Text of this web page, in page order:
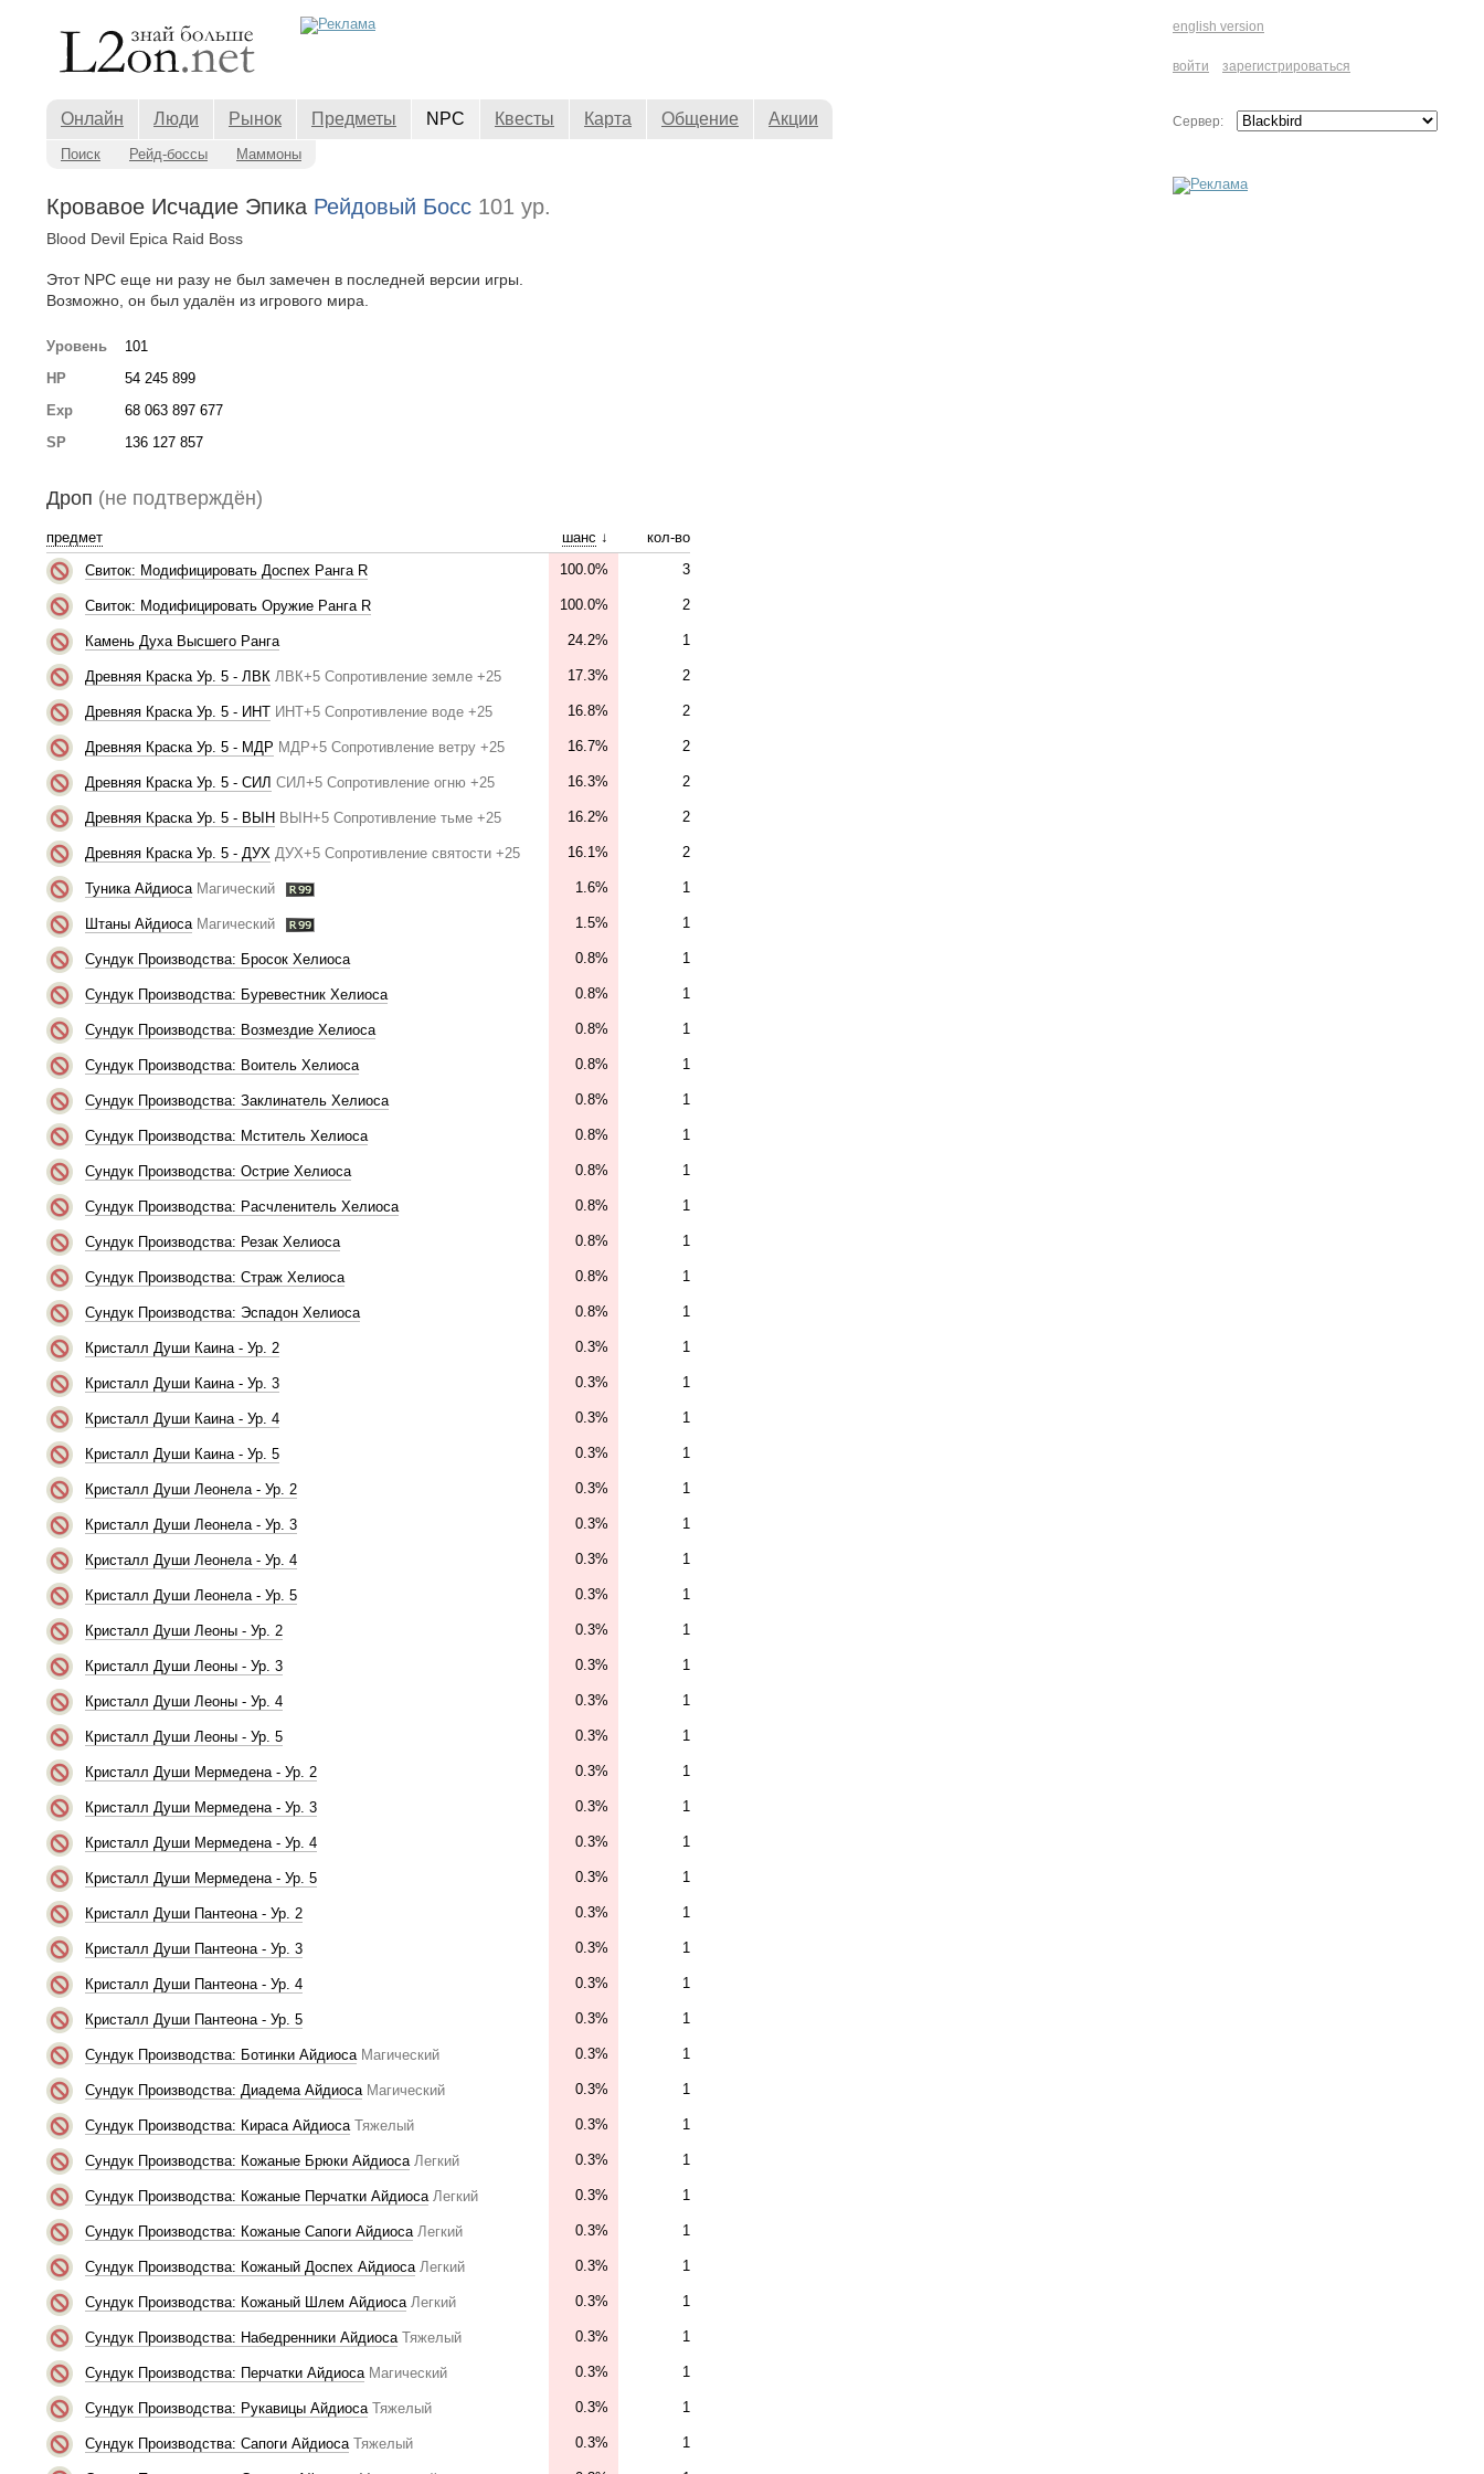
english version
войти зарегистрироваться
Сервер:
Онлайн Люди Рынок Предметы NPC Квесты Карта Общение Акции
Поиск Рейд-боссы Маммоны
Кровавое Исчадие Эпика Рейдовый Босс 101 ур.
Blood Devil Epica Raid Boss
Этот NPC еще ни разу не был замечен в последней версии игры.
Возможно, он был удалён из игрового мира.
Уровень
101
HP
54 245 899
Exp
68 063 897 677
SP
136 127 857
Дроп (не подтверждён)
предмет шанс ↓
кол-во
Свиток: Модифицировать Доспех Ранга R
100.0% 3
Свиток: Модифицировать Оружие Ранга R 100.0% 2
Камень Духа Высшего Ранга 24.2% 1
Древняя Краска Ур. 5 - ЛВК ЛВК+5 Сопротивление земле +25 17.3% 2
Древняя Краска Ур. 5 - ИНТ ИНТ+5 Сопротивление воде +25 16.8% 2
Древняя Краска Ур. 5 - МДР МДР+5 Сопротивление ветру +25 16.7% 2
Древняя Краска Ур. 5 - СИЛ СИЛ+5 Сопротивление огню +25 16.3% 2
Древняя Краска Ур. 5 - ВЫН ВЫН+5 Сопротивление тьме +25 16.2% 2
Древняя Краска Ур. 5 - ДУХ ДУХ+5 Сопротивление святости +25 16.1% 2
Туника Айдиоса Магический 1.6% 1
Штаны Айдиоса Магический 1.5% 1
Сундук Производства: Бросок Хелиоса 0.8% 1
Сундук Производства: Буревестник Хелиоса 0.8% 1
Сундук Производства: Возмездие Хелиоса 0.8% 1
Сундук Производства: Воитель Хелиоса 0.8% 1
Сундук Производства: Заклинатель Хелиоса 0.8% 1
Сундук Производства: Мститель Хелиоса 0.8% 1
Сундук Производства: Острие Хелиоса 0.8% 1
Сундук Производства: Расчленитель Хелиоса 0.8% 1
Сундук Производства: Резак Хелиоса 0.8% 1
Сундук Производства: Страж Хелиоса 0.8% 1
Сундук Производства: Эспадон Хелиоса 0.8% 1
Кристалл Души Каина - Ур. 2 0.3% 1
Кристалл Души Каина - Ур. 3 0.3% 1
Кристалл Души Каина - Ур. 4 0.3% 1
Кристалл Души Каина - Ур. 5 0.3% 1
Кристалл Души Леонела - Ур. 2 0.3% 1
Кристалл Души Леонела - Ур. 3 0.3% 1
Кристалл Души Леонела - Ур. 4 0.3% 1
Кристалл Души Леонела - Ур. 5 0.3% 1
Кристалл Души Леоны - Ур. 2 0.3% 1
Кристалл Души Леоны - Ур. 3 0.3% 1
Кристалл Души Леоны - Ур. 4 0.3% 1
Кристалл Души Леоны - Ур. 5 0.3% 1
Кристалл Души Мермедена - Ур. 2 0.3% 1
Кристалл Души Мермедена - Ур. 3 0.3% 1
Кристалл Души Мермедена - Ур. 4 0.3% 1
Кристалл Души Мермедена - Ур. 5 0.3% 1
Кристалл Души Пантеона - Ур. 2 0.3% 1
Кристалл Души Пантеона - Ур. 3 0.3% 1
Кристалл Души Пантеона - Ур. 4 0.3% 1
Кристалл Души Пантеона - Ур. 5 0.3% 1
Сундук Производства: Ботинки Айдиоса Магический 0.3% 1
Сундук Производства: Диадема Айдиоса Магический 0.3% 1
Сундук Производства: Кираса Айдиоса Тяжелый 0.3% 1
Сундук Производства: Кожаные Брюки Айдиоса Легкий 0.3% 1
Сундук Производства: Кожаные Перчатки Айдиоса Легкий 0.3% 1
Сундук Производства: Кожаные Сапоги Айдиоса Легкий 0.3% 1
Сундук Производства: Кожаный Доспех Айдиоса Легкий 0.3% 1
Сундук Производства: Кожаный Шлем Айдиоса Легкий 0.3% 1
Сундук Производства: Набедренники Айдиоса Тяжелый 0.3% 1
Сундук Производства: Перчатки Айдиоса Магический 0.3% 1
Сундук Производства: Рукавицы Айдиоса Тяжелый 0.3% 1
Сундук Производства: Сапоги Айдиоса Тяжелый 0.3% 1